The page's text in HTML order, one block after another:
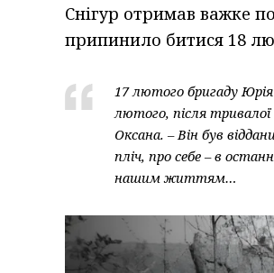
Снігур отримав важке
припинило битися 18
17 лютого бригаду
лютого, після
Оксана. – Він був
пліч, про себе – в
нашим життям…